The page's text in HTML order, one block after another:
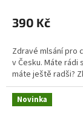
390 Kč
Zdravé mlsání pro
v Česku. Máte
máte ještě radši?
Novinka